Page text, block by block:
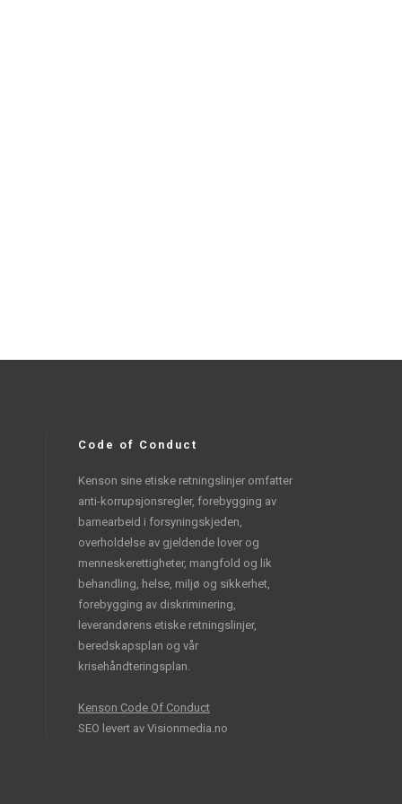
Code of Conduct
Kenson sine etiske retningslinjer omfatter
anti-korrupsjonsregler, forebygging av
barnearbeid i forsyningskjeden,
overholdelse av gjeldende lover og
menneskerettigheter, mangfold og lik
behandling, helse, miljø og sikkerhet,
forebygging av diskriminering,
leverandørens etiske retningslinjer,
beredskapsplan og vår
krisehåndteringsplan.
Kenson Code Of Conduct
SEO levert av Visionmedia.no